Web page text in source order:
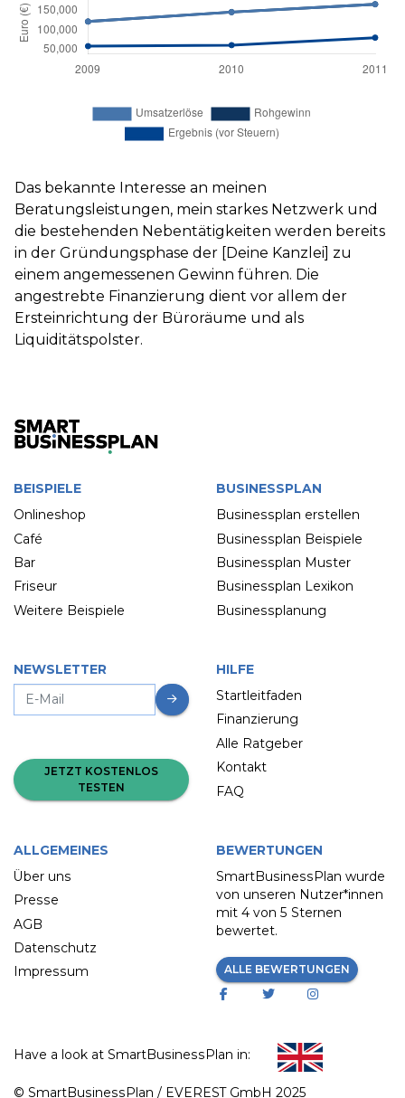
Das bekannte Interesse an meinen
Beratungsleistungen, mein starkes Netzwerk und
die bestehenden Nebentätigkeiten werden bereits
in der Gründungsphase der [Deine Kanzlei] zu
einem angemessenen Gewinn führen. Die
angestrebte Finanzierung dient vor allem der
Ersteinrichtung der Büroräume und als
Liquiditätspolster.
BEISPIELE
Onlineshop
Café
Bar
Friseur
Weitere Beispiele
BUSINESSPLAN
Businessplan erstellen
Businessplan Beispiele
Businessplan Muster
Businessplan Lexikon
Businessplanung
NEWSLETTER
JETZT KOSTENLOS
TESTEN
HILFE
Startleitfaden
Finanzierung
Alle Ratgeber
Kontakt
FAQ
ALLGEMEINES
Über uns
Presse
AGB
Datenschutz
Impressum
BEWERTUNGEN
SmartBusinessPlan wurde
von unseren Nutzer*innen
mit 4 von 5 Sternen
bewertet.
ALLE BEWERTUNGEN
© SmartBusinessPlan / EVEREST GmbH 2025
Have a look at SmartBusinessPlan in: